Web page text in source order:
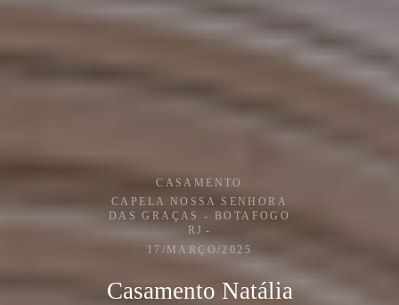
CASAMENTO
CAPELA NOSSA SENHORA
DAS GRAÇAS - BOTAFOGO
RJ
17/MARÇO/2025
Casamento Natália